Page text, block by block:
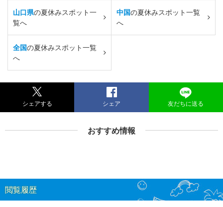
山口県の夏休みスポット一
覧へ
中国の夏休みスポット一覧
へ
全国の夏休みスポット一覧
へ
シェアする シェア 友だちに送る
おすすめ情報
閲覧履歴